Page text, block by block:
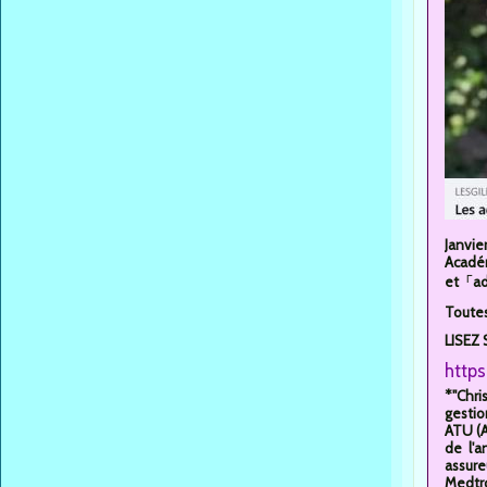
et「
LISEZ
ATU
de